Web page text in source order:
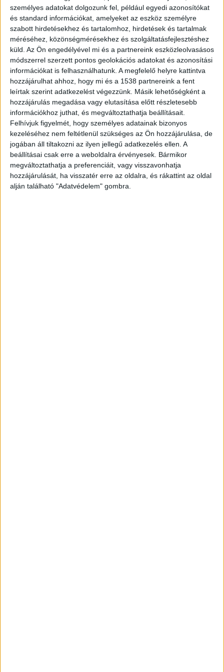
személyes adatokat dolgozunk fel, például egyedi azonosítókat
és standard információkat, amelyeket az eszköz személyre
szabott hirdetésekhez és tartalomhoz, hirdetések és tartalmak
méréséhez, közönségmérésekhez és szolgáltatásfejlesztéshez
küld. Az Ön engedélyével mi és a partnereink eszközleolvasásos
módszerrel szerzett pontos geolokációs adatokat és azonosítási
információkat is felhasználhatunk. A megfelelő helyre kattintva
hozzájárulhat ahhoz, hogy mi és a 1538 partnereink a fent
leírtak szerint adatkezelést végezzünk. Másik lehetőségként a
hozzájárulás megadása vagy elutasítása előtt részletesebb
információkhoz juthat, és megváltoztathatja beállításait.
Felhívjuk figyelmét, hogy személyes adatainak bizonyos
kezeléséhez nem feltétlenül szükséges az Ön hozzájárulása, de
jogában áll tiltakozni az ilyen jellegű adatkezelés ellen. A
beállításai csak erre a weboldalra érvényesek. Bármikor
megváltoztathatja a preferenciáit, vagy visszavonhatja
hozzájárulását, ha visszatér erre az oldalra, és rákattint az oldal
alján található "Adatvédelem" gombra.
megérzéseidben. Ha a buszmegállóban vagy az
utcán sétálva úgy érzed, valami „nincs rendben”
egy személlyel vagy a helyzettel, ne próbáld meg
racionalizálni vagy udvariasságból elnyomni ezt
az érzést. Az emberi agy tudat alatt ismeri fel a
veszélyt jelző mintákat (például a túl közeli állást
vagy a fixált tekintetet). Ha rossz érzésed van,
azonnal változtass irányt vagy keress egy
forgalmasabb pontot – inkább tévedj tízszer,
mint hogy egyszer bajba kerülj.A Kékvillogó
legfrissebb híreit ide kattintva éred el! A
Facebookon már 342 ezernél is többen követnek
minket.